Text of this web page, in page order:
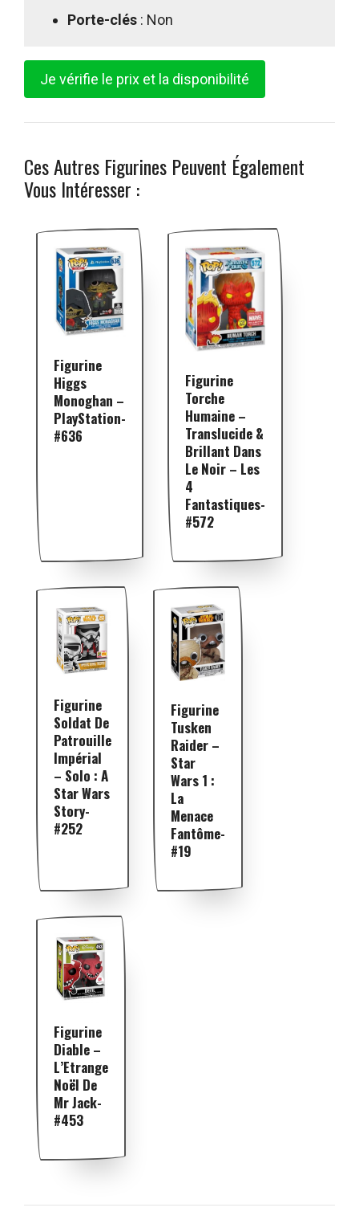
Porte-clés : Non
Je vérifie le prix et la disponibilité
Ces Autres Figurines Peuvent Également
Vous Intéresser :
Figurine
Higgs
Monoghan –
PlayStation-
#636
Figurine
Torche
Humaine –
Translucide &
Brillant Dans
Le Noir – Les
4
Fantastiques-
#572
Figurine
Soldat De
Patrouille
Impérial
– Solo : A
Star Wars
Story-
#252
Figurine
Tusken
Raider –
Star
Wars 1 :
La
Menace
Fantôme-
#19
Figurine
Diable –
L’Etrange
Noël De
Mr Jack-
#453